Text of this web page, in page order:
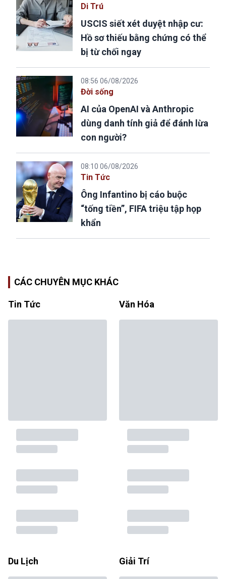
Di Trú
USCIS siết xét duyệt nhập cư:
Hồ sơ thiếu bằng chứng có thể
bị từ chối ngay
08:56 06/08/2026
Đời sống
AI của OpenAI và Anthropic
dùng danh tính giả để đánh lừa
con người?
08:10 06/08/2026
Tin Tức
Ông Infantino bị cáo buộc
“tống tiền”, FIFA triệu tập họp
khẩn
CÁC CHUYÊN MỤC KHÁC
Tin Tức Văn Hóa
Du Lịch Giải Trí